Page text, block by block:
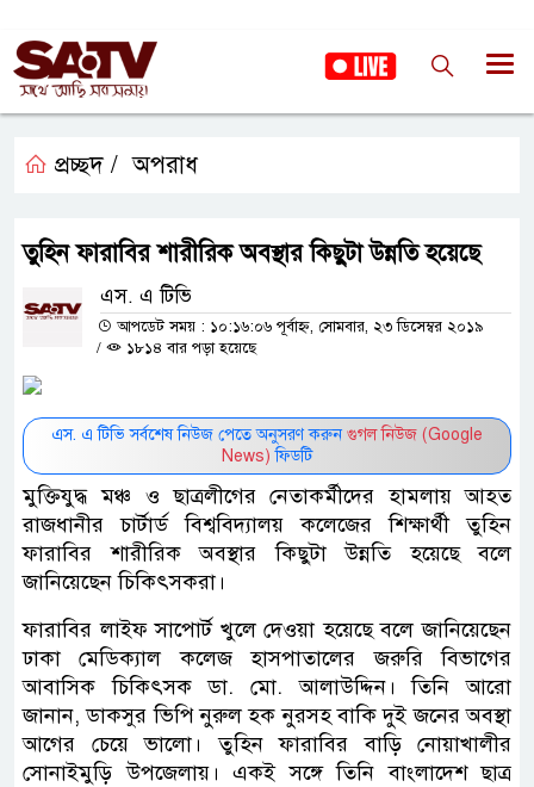
প্রচ্ছদ / অপরাধ
তুহিন ফারাবির শারীরিক অবস্থার কিছুটা উন্নতি হয়েছে
এস. এ টিভি
আপডেট সময় : ১০:১৬:০৬ পূর্বাহ্ন, সোমবার, ২৩ ডিসেম্বর ২০১৯
/
১৮১৪ বার পড়া হয়েছে
এস. এ টিভি সর্বশেষ নিউজ পেতে অনুসরণ করুন গুগল নিউজ (Google
News) ফিডটি
মুক্তিযুদ্ধ মঞ্চ ও ছাত্রলীগের নেতাকর্মীদের হামলায় আহত
রাজধানীর চার্টার্ড বিশ্ববিদ্যালয় কলেজের শিক্ষার্থী তুহিন
ফারাবির শারীরিক অবস্থার কিছুটা উন্নতি হয়েছে বলে
জানিয়েছেন চিকিৎসকরা।
ফারাবির লাইফ সাপোর্ট খুলে দেওয়া হয়েছে বলে জানিয়েছেন
ঢাকা মেডিক্যাল কলেজ হাসপাতালের জরুরি বিভাগের
আবাসিক চিকিৎসক ডা. মো. আলাউদ্দিন। তিনি আরো
জানান, ডাকসুর ভিপি নুরুল হক নুরসহ বাকি দুই জনের অবস্থা
আগের চেয়ে ভালো। তুহিন ফারাবির বাড়ি নোয়াখালীর
সোনাইমুড়ি উপজেলায়। একই সঙ্গে তিনি বাংলাদেশ ছাত্র